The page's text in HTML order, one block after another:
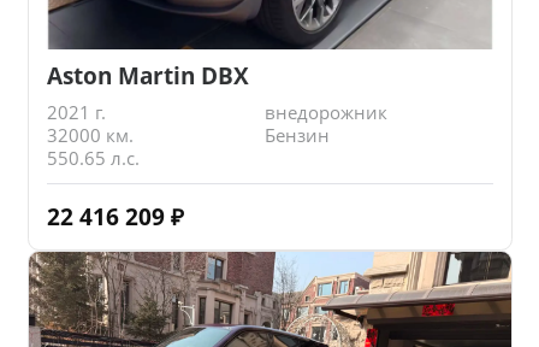
Aston Martin DBX
2021 г.
внедорожник
32000 км.
Бензин
550.65 л.с.
22 416 209 ₽